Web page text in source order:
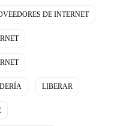
DE INTERNET
LIBERAR